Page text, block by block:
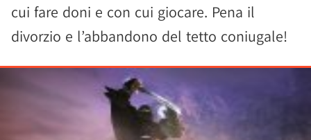
cui fare doni e con cui giocare. Pena il
divorzio e l’abbandono del tetto coniugale!